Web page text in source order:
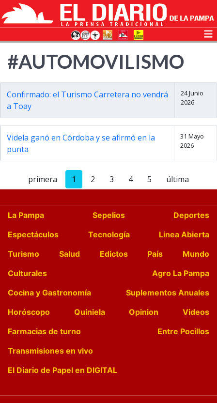
#AUTOMOVILISMO
Confirmado: el Turismo Carretera no vendrá
a Toay
24 Junio
2026
Videla ganó en Córdoba y se afirmó en la
punta
31 Mayo
2026
primera 1 2 3 4 5 última
La Pampa Sepelios
Deportes
Espectáculos
Tecnología
Linea Abierta
Turismo
Salud Edictos País
Mundo
Culturales
Agro La Pampa
Cocina y Gastronomía
Suplementos Anuales
Horóscopo
Quiniela Opinion
Videos
Farmacias de turno
Entre Pocillos
Transmisiones en vivo
El Diario de Papel en DIGITAL